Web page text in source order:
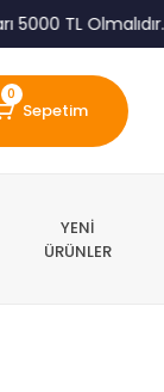
TL Olmalıdır.
0
Sepetim
YENİ
ÜRÜNLER